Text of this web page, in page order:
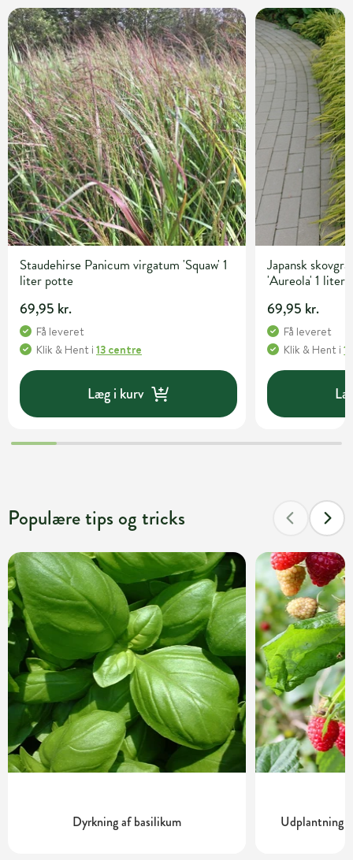
Staudehirse Panicum virgatum 'Squaw' 1
liter potte
69,95 kr.
Få leveret
Klik & Hent i 13 centre
Læg i kurv
Japansk
'Aureola' 1 liter
69,95 kr.
Få leveret
Klik & Hent i
Populære tips og tricks
Dyrkning af basilikum Udplantning